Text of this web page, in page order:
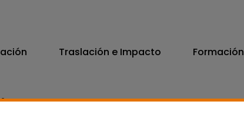
Traslación e Impacto Formación